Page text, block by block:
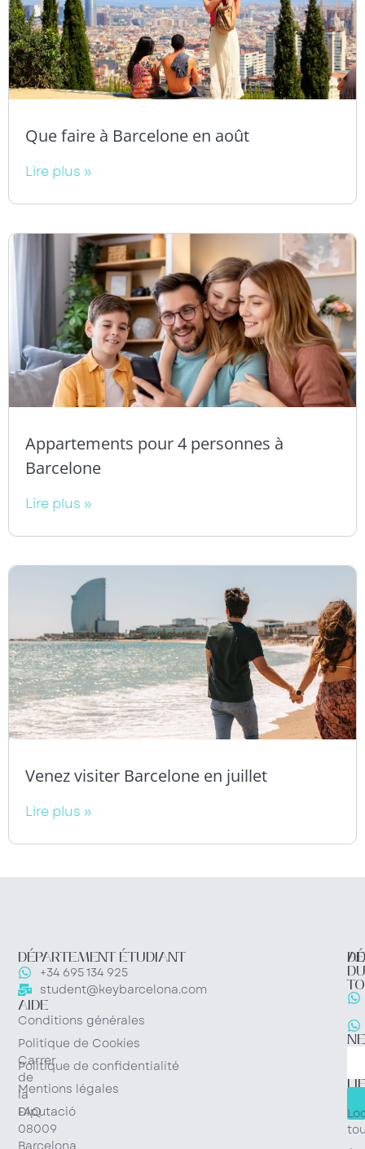
Que faire à Barcelone en août
Lire plus »
Appartements pour 4 personnes à
Barcelone
Lire plus »
Venez visiter Barcelone en juillet
Lire plus »
Carrer
de
la
Diputació
08009
Barcelona
DU
DÉPARTEMENT ÉTUDIANT
+34 695 134 925
student@keybarcelona.com
AIDE
Conditions générales
Politique de Cookies
Politique de confidentialité
Mentions légales
FAQ